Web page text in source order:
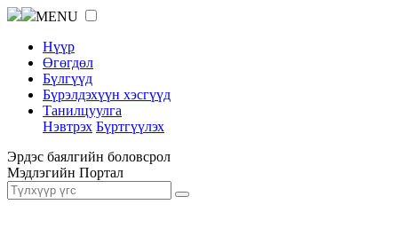
MENU
Нүүр
Өгөгдөл
Бүлгүүд
Бүрэлдэхүүн хэсгүүд
Танилцуулга
Нэвтрэх Бүртгүүлэх
Эрдэс баялгийн боловсрол
Мэдлэгийн Портал